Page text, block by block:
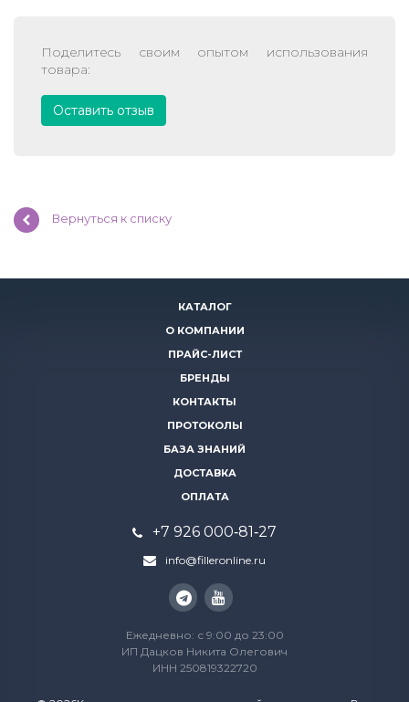
Поделитесь своим опытом использования
товара:
Оставить отзыв
Вернуться к списку
КАТАЛОГ
О КОМПАНИИ
ПРАЙС-ЛИСТ
БРЕНДЫ
КОНТАКТЫ
ПРОТОКОЛЫ
БАЗА ЗНАНИЙ
ДОСТАВКА
ОПЛАТА
+7 926 000‑81‑27
info@filleronline.ru
Ежедневно: с 9:00 до 23:00
ИП Дацков Никита Олегович
ИНН 250819322720